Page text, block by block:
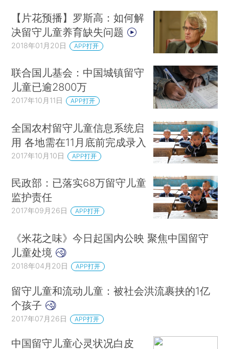
【片花预播】罗斯高：如何解
决留守儿童养育缺失问题
2018年01月20日 APP打开
联合国儿基会：中国城镇留守
儿童已逾2800万
2017年10月11日 APP打开
全国农村留守儿童信息系统启
用 各地需在11月底前完成录入
2017年10月10日 APP打开
民政部：已落实68万留守儿童
监护责任
2017年09月26日 APP打开
《米花之味》今日起国内公映 聚焦中国留守
儿童处境
2018年04月20日 APP打开
留守儿童和流动儿童：被社会洪流裹挟的1亿
个孩子
2017年07月26日 APP打开
中国留守儿童心灵状况白皮